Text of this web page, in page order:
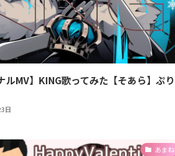
ルMV】KING歌ってみた【そあら】ぷり
日
あまね